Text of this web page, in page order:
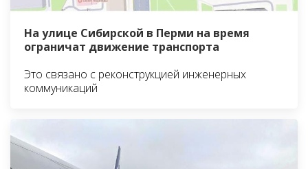
На улице Сибирской в Перми на время
ограничат движение транспорта
Это связано с реконструкцией инженерных
коммуникаций